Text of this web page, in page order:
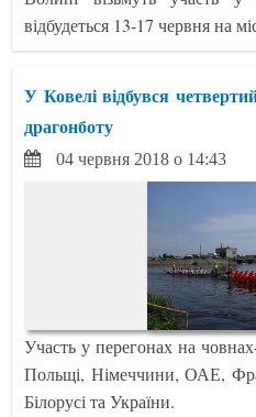
відбудеться 13-17 червня на
У Ковелі відбувся
драгонботу
04 червня 2018 о 14:43
Участь у перегонах на
Польщі, Німеччини, ОАЕ,
Білорусі та України.